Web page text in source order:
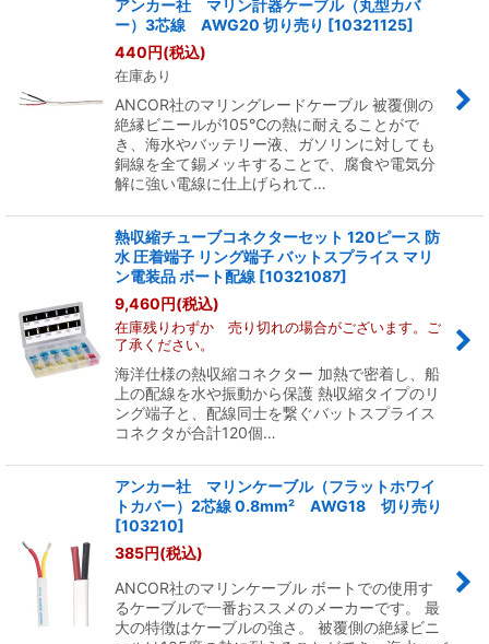
アンカー社 マリン計器ケーブル（丸型カバ
ー）3芯線 AWG20 切り売り [10321125]
440円(税込)
在庫あり
ANCOR社のマリングレードケーブル 被覆側の
絶縁ビニールが105℃の熱に耐えることがで
き、海水やバッテリー液、ガソリンに対しても
銅線を全て錫メッキすることで、腐食や電気分
解に強い電線に仕上げられて…
熱収縮チューブコネクターセット 120ピース 防
水 圧着端子 リング端子 バットスプライス マリ
ン電装品 ボート配線 [10321087]
9,460円(税込)
在庫残りわずか 売り切れの場合がございます。ご
了承ください。
海洋仕様の熱収縮コネクター 加熱で密着し、船
上の配線を水や振動から保護 熱収縮タイプのリ
ング端子と、配線同士を繋ぐバットスプライス
コネクタが合計120個…
アンカー社 マリンケーブル（フラットホワイ
トカバー）2芯線 0.8mm² AWG18 切り売り
[103210]
385円(税込)
ANCOR社のマリンケーブル ボートでの使用す
るケーブルで一番おススメのメーカーです。 最
大の特徴はケーブルの強さ。 被覆側の絶縁ビニ